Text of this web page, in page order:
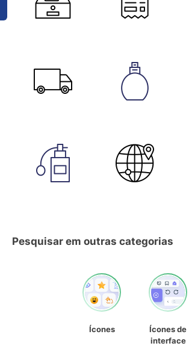
Pesquisar em outras categorias
Ícones
Ícones de
interface